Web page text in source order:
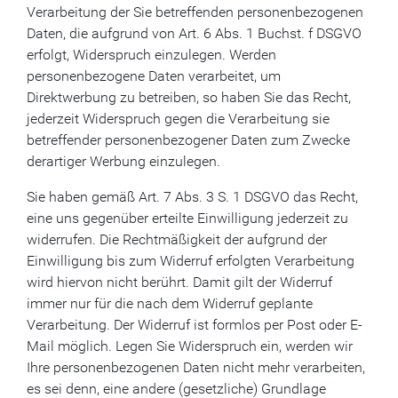
Verarbeitung der Sie betreffenden personenbezogenen
Daten, die aufgrund von Art. 6 Abs. 1 Buchst. f DSGVO
erfolgt, Widerspruch einzulegen. Werden
personenbezogene Daten verarbeitet, um
Direktwerbung zu betreiben, so haben Sie das Recht,
jederzeit Widerspruch gegen die Verarbeitung sie
betreffender personenbezogener Daten zum Zwecke
derartiger Werbung einzulegen.
Sie haben gemäß Art. 7 Abs. 3 S. 1 DSGVO das Recht,
eine uns gegenüber erteilte Einwilligung jederzeit zu
widerrufen. Die Rechtmäßigkeit der aufgrund der
Einwilligung bis zum Widerruf erfolgten Verarbeitung
wird hiervon nicht berührt. Damit gilt der Widerruf
immer nur für die nach dem Widerruf geplante
Verarbeitung. Der Widerruf ist formlos per Post oder E-
Mail möglich. Legen Sie Widerspruch ein, werden wir
Ihre personenbezogenen Daten nicht mehr verarbeiten,
es sei denn, eine andere (gesetzliche) Grundlage